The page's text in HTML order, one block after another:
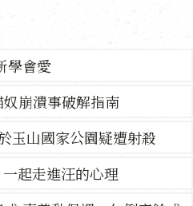
學會愛
崩潰事破解指南
玉山國家公園疑遭射殺
起走進汪的心理